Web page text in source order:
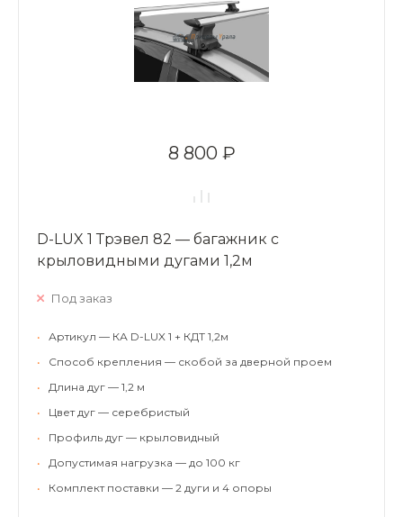
8 800 ₽
D-LUX 1 Трэвел 82 — багажник с
крыловидными дугами 1,2м
Под заказ
•
Артикул — КА D-LUX 1 + КДТ 1,2м
•
Способ крепления — скобой за дверной проем
•
Длина дуг — 1,2 м
•
Цвет дуг — серебристый
•
Профиль дуг — крыловидный
•
Допустимая нагрузка — до 100 кг
•
Комплект поставки — 2 дуги и 4 опоры